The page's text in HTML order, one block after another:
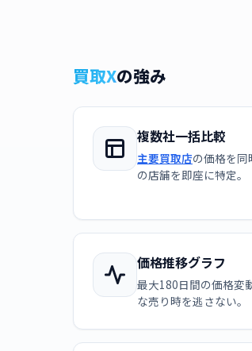
買取Xの強み
複数社一括比較
主要買取店の価格を
の店舗を即座に特定。
価格推移グラフ
最大180日間の価格変
な売り時を逃さない。